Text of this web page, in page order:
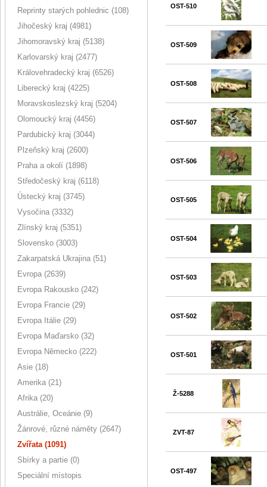
Reprinty starých pohlednic (108)
Jihočeský kraj (4981)
Jihomoravský kraj (5138)
Karlovarský kraj (2477)
Královehradecký kraj (6526)
Liberecký kraj (4225)
Moravskoslezský kraj (5204)
Olomoucký kraj (4456)
Pardubický kraj (3044)
Plzeňský kraj (2600)
Praha a okolí (1898)
Středočeský kraj (6118)
Ústecký kraj (3745)
Vysočina (3332)
Zlínský kraj (5351)
Slovensko (3003)
Zakarpatská Ukrajina (51)
Evropa (2639)
Evropa Rakousko (242)
Evropa Francie (29)
Evropa Itálie (29)
Evropa Maďarsko (32)
Evropa Německo (222)
Asie (18)
Amerika (21)
Afrika (20)
Austrálie, Oceánie (9)
Žánrové, různé náměty (2647)
Zvířata (1091)
Sbírky a partie (0)
Speciální místopis
OST-510
OST-509
OST-508
OST-507
OST-506
OST-505
OST-504
OST-503
OST-502
OST-501
Ž-5288
ZVT-87
OST-497